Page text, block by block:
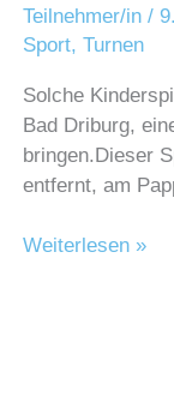
Teilnehmer/in/
Sport,Turnen
Solche
Bad Driburg,
bringen.Dieser
entfernt, am
Kinderspielplatz
Weiterlesen »